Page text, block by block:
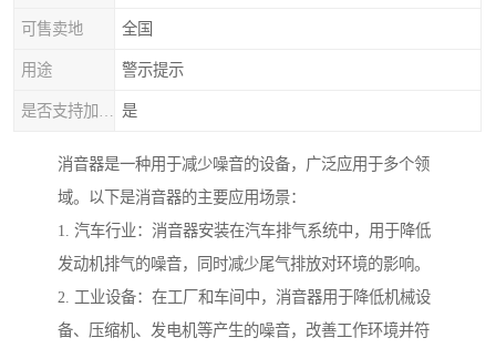
可售卖地 全国
用途 警示提示
是
消音器是一种用于减少噪音的设备，广泛应用于多个领
域。以下是消音器的主要应用场景：
1. 汽车行业：消音器安装在汽车排气系统中，用于降低
发动机排气的噪音，同时减少尾气排放对环境的影响。
2. 工业设备：在工厂和车间中，消音器用于降低机械设
备、压缩机、发电机等产生的噪音，改善工作环境并符